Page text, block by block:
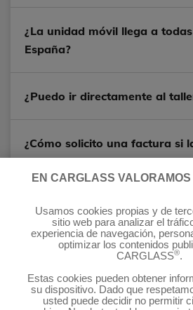
¿La unidad móvil llega a
España?
¿Puedo ir directamente al
¿Cómo solicito una factura si
Servicios Carglass®
EN CARGLASS
Usamos cookies propias y de
sitio web para analizar el
experiencia de navegación,
optimizar los contenidos
CARGLASS®.
Estas cookies pueden obtener
su dispositivo. Dado que
usted puede decidir no permitir